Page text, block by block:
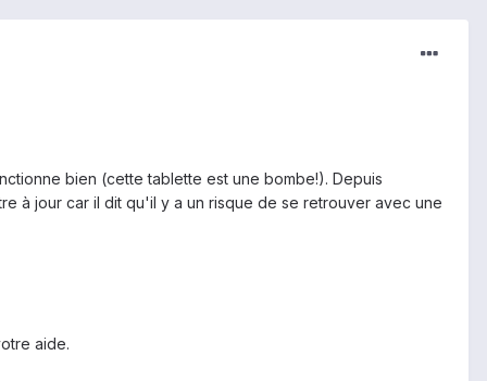
bien (cette tablette est une bombe!). Depuis
à jour car il dit qu'il y a un risque de se retrouver avec une
aide.